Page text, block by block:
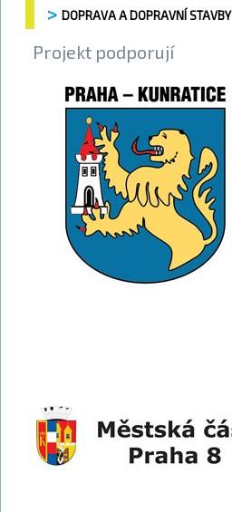
DOPRAVA A DOPRAVNÍ STAVBY
Projekt podporují